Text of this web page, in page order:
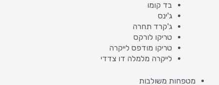
בד קומו
ג'ינס
ג'קרד תחרה
טריקו לורקס
טריקו מודפס לייקרה
לייקרה מלמלה דו צדדי
מטפחות משולבות